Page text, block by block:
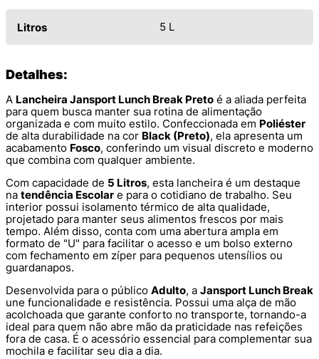
Litros 5 L
Detalhes:
A Lancheira Jansport Lunch Break Preto é a aliada perfeita
para quem busca manter sua rotina de alimentação
organizada e com muito estilo. Confeccionada em Poliéster
de alta durabilidade na cor Black (Preto), ela apresenta um
acabamento Fosco, conferindo um visual discreto e moderno
que combina com qualquer ambiente.
Com capacidade de 5 Litros, esta lancheira é um destaque
na tendência Escolar e para o cotidiano de trabalho. Seu
interior possui isolamento térmico de alta qualidade,
projetado para manter seus alimentos frescos por mais
tempo. Além disso, conta com uma abertura ampla em
formato de "U" para facilitar o acesso e um bolso externo
com fechamento em zíper para pequenos utensílios ou
guardanapos.
Desenvolvida para o público Adulto, a Jansport Lunch Break
une funcionalidade e resistência. Possui uma alça de mão
acolchoada que garante conforto no transporte, tornando-a
ideal para quem não abre mão da praticidade nas refeições
fora de casa. É o acessório essencial para complementar sua
mochila e facilitar seu dia a dia.